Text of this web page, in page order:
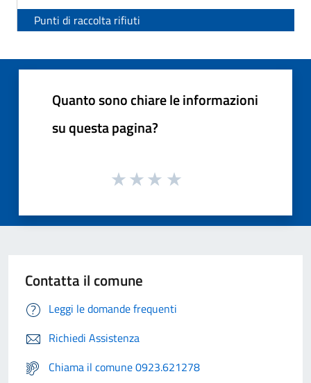
Punti di raccolta rifiuti
Quanto sono chiare le informazioni
su questa pagina?
Contatta il comune
Leggi le domande frequenti
Richiedi Assistenza
Chiama il comune 0923.621278